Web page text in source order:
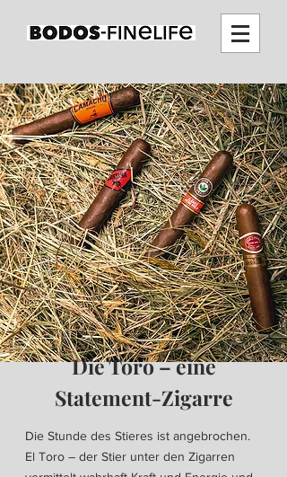
Die Toro – eine
Statement-Zigarre
Die Stunde des Stieres ist angebrochen.
El Toro – der Stier unter den Zigarren